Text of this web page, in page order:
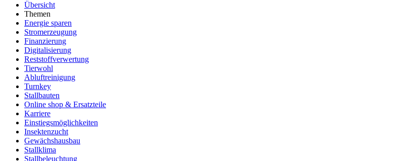
Übersicht
Themen
Energie sparen
Stromerzeugung
Finanzierung
Digitalisierung
Reststoffverwertung
Tierwohl
Abluftreinigung
Turnkey
Stallbauten
Online shop & Ersatzteile
Karriere
Einstiegsmöglichkeiten
Insektenzucht
Gewächshausbau
Stallklima
Stallbeleuchtung